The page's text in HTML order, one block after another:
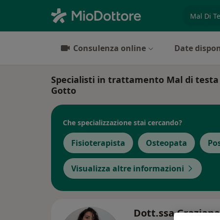
Consulenza online Date
Specialisti in trattamento Mal di testa
Gotto
Che specializzazione stai cercando?
Fisioterapista Osteopata
Visualizza altre informazioni
Dott.ssa Graziana